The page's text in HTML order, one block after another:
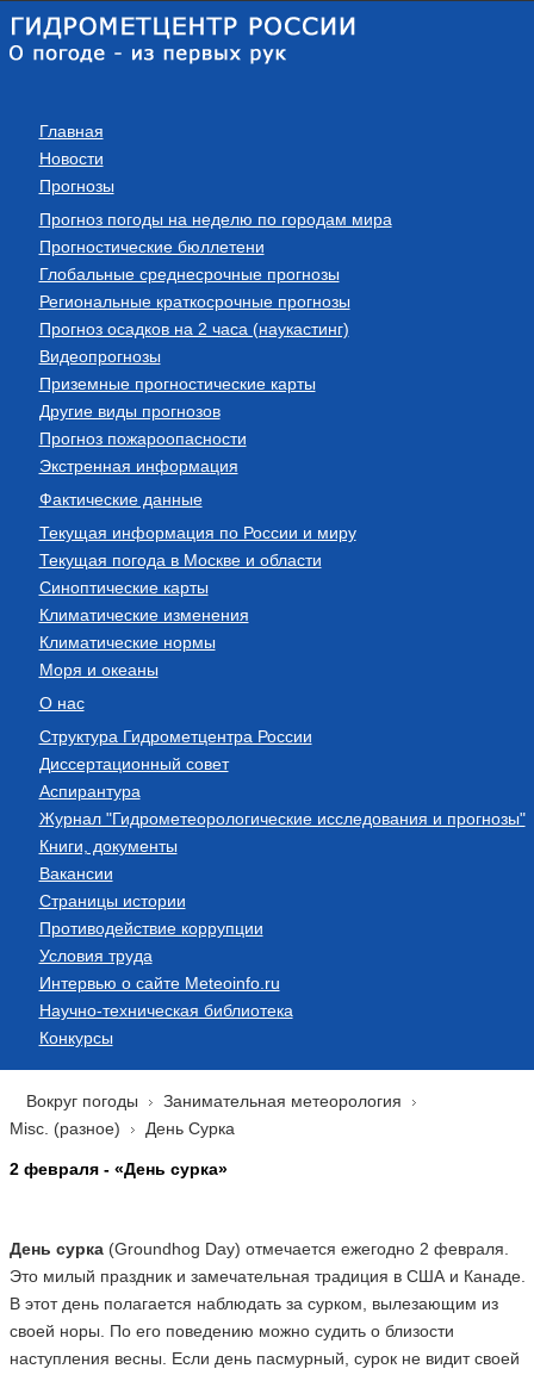
Главная
Новости
Прогнозы
Прогноз погоды на неделю по городам мира
Прогностические бюллетени
Глобальные среднесрочные прогнозы
Региональные краткосрочные прогнозы
Прогноз осадков на 2 часа (наукастинг)
Видеопрогнозы
Приземные прогностические карты
Другие виды прогнозов
Прогноз пожароопасности
Экстренная информация
Фактические данные
Текущая информация по России и миру
Текущая погода в Москве и области
Синоптические карты
Климатические изменения
Климатические нормы
Моря и океаны
О нас
Структура Гидрометцентра России
Диссертационный совет
Аспирантура
Журнал "Гидрометеорологические исследования и прогнозы"
Книги, документы
Вакансии
Страницы истории
Противодействие коррупции
Условия труда
Интервью о сайте Meteoinfo.ru
Научно-техническая библиотека
Конкурсы
Вокруг погоды
Занимательная метеорология
Misc. (разное)
День Сурка
2 февраля - «День сурка»
День сурка(Groundhog Day) отмечается ежегодно 2 февраля.
Это милый праздник и замечательная традиция в США и Канаде.
В этот день полагается наблюдать за сурком, вылезающим из
своей норы. По его поведению можно судить о близости
наступления весны. Если день пасмурный, сурок не видит своей